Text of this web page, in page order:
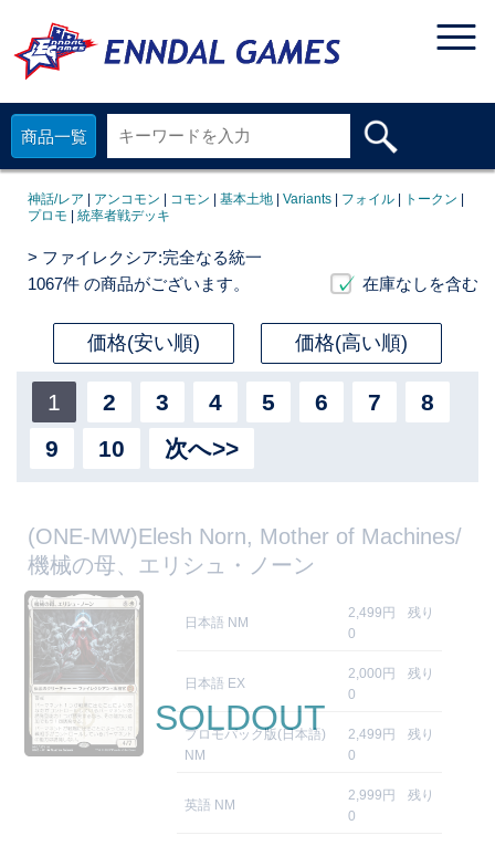
商品一覧
神話/レア アンコモン コモン 基本土地 Variants フォイル トークン
プロモ
統率者戦デッキ
> ファイレクシア:完全なる統一
1067件 の商品がございます。 在庫なしを含む
価格(安い順) 価格(高い順)
1 2 3 4 5 6 7
8
9
10 次へ>>
(ONE-MW)Elesh Norn, Mother of Machines/
機械の母、エリシュ・ノーン
日本語 NM
2,499円
残り
0
日本語 EX
2,000円
残り
0
プロモパック版(日本語)
NM
2,499円
残り
0
英語 NM
2,999円
残り
0
SOLDOUT